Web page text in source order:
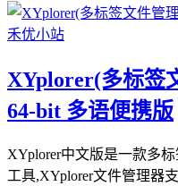
XYplorer(多标签
64-bit 多语便携版
XYplorer中文版是一款多
工具,XYplorer文件管理器